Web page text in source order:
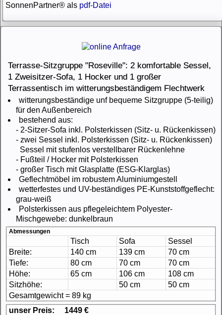
Terrasse-Sitzgruppe "Roseville": 2 komfortable Sessel,
1 Zweisitzer-Sofa, 1 Hocker und 1 großer
Terrassentisch im witterungsbeständigem Flechtwerk
witterungsbeständige unf bequeme Sitzgruppe (5-teilig)
für den Außenbereich
bestehend aus:
- 2-Sitzer-Sofa inkl. Polsterkissen (Sitz- u. Rückenkissen)
- zwei Sessel inkl. Polsterkissen (Sitz- u. Rückenkissen)
Sessel mit stufenlos verstellbarer Rückenlehne
- Fußteil / Hocker mit Polsterkissen
- großer Tisch mit Glasplatte (ESG-Klarglas)
Geflechtmöbel im robustem Aluminiumgestell
wetterfestes und UV-beständiges PE-Kunststoffgeflecht:
grau-weiß
Polsterkissen aus pflegeleichtem Polyester-
Mischgewebe: dunkelbraun
Abmessungen
Tisch Sofa
Sessel
Breite:
140 cm 139 cm
70 cm
Tiefe:
80 cm 70 cm
70 cm
Höhe:
65 cm 106 cm
108 cm
Sitzhöhe:
50 cm
50 cm
Gesamtgewicht = 89 kg
unser Preis:
1449 €
SonnenPartner® als pdf-Datei